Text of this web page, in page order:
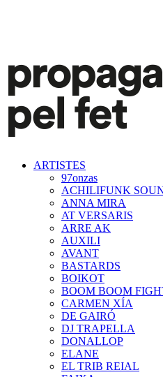
ARTISTES
97onzas
ACHILIFUNK
ANNA MIRA
AT VERSARIS
ARRE AK
AUXILI
AVANT
BASTARDS
BOIKOT
BOOM BOOM
CARMEN XÍA
DE GAIRÓ
DJ TRAPELLA
DONALLOP
ELANE
EL TRIB REIAL